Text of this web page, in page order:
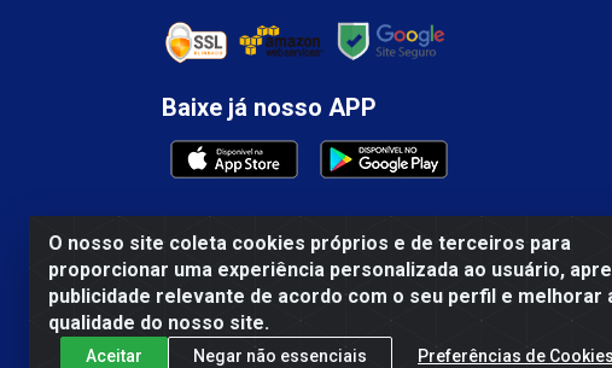
O nosso site coleta cookies próprios e de terceiros para
proporcionar uma experiência personalizada ao usuário,
publicidade relevante de acordo com o seu perfil e melhorar
qualidade do nosso site.
Aceitar Negar não essenciais Preferências de Cookies
Baixe já nosso APP
Mercosul Espumas Industriais LTDA - Rua 13, SN,